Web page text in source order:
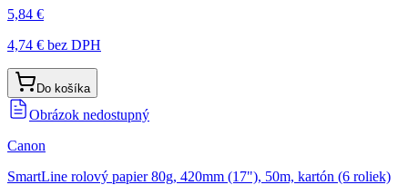
5,84 €
4,74 € bez DPH
Do košíka
Obrázok nedostupný
Canon
SmartLine rolový papier 80g, 420mm (17"), 50m, kartón (6 roliek)